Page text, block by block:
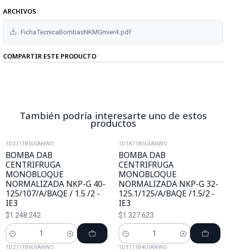
ARCHIVOS
FichaTecnicaBombasNKMGmier4.pdf
COMPARTIR ESTE PRODUCTO
También podría interesarte uno de estos
productos
1D2111B5U ANWO
BOMBA DAB
CENTRIFRUGA
MONOBLOQUE
NORMALIZADA NKP-G 40-
125/107/A/BAQE / 1.5 /2 -
IE3
$1.248.242
Cantidad
1D1K11B5U ANWO
BOMBA DAB
CENTRIFRUGA
MONOBLOQUE
NORMALIZADA NKP-G 32-
125.1/125/A/BAQE /1.5/2 -
IE3
$1.327.623
Cantidad
1D2111B6U ANWO 1D1111B4U ANWO